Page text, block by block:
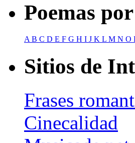
Poemas
A B C D E F G H I J K L M N O
Sitios de
Frases
Cinecalidad